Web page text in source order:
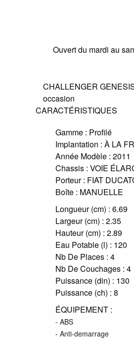
Ouvert du mardi au
CHALLENGER
occasion
CARACTÉRISTIQUES
Gamme : Profilé
Implantation : À LA
Année Modèle : 2011
Chassis : VOIE
Porteur : FIAT
Boîte : MANUELLE
Longueur (cm) : 6.69
Largeur (cm) : 2.35
Hauteur (cm) : 2.89
Eau Potable (l) : 120
Nb De Places : 4
Nb De Couchages : 4
Puissance (din) : 130
Puissance (ch) : 8
ÉQUIPEMENT :
- ABS
- Anti-demarrage